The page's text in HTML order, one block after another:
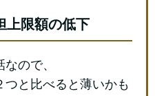
上限額の低下
ので、
つと比べると薄いかも